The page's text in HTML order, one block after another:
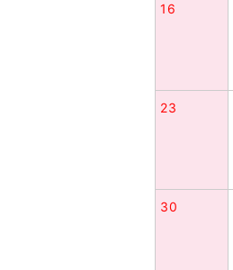
16
23
30